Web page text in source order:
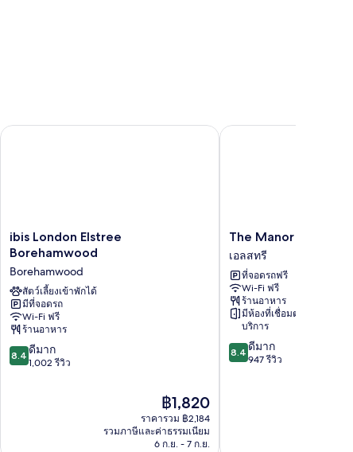
ibis
London
Borehamwood
Borehamwood
ibis London Elstree
Borehamwood
Borehamwood
สัตว์เลี้ยงเข้าพักได้
มีที่จอดรถ
Wi-Fi ฟรี
ร้านอาหาร
8.4
จาก
8.4 ดีมาก
1,002 รีวิว
ราคา
ปัจจุบัน
คือ
฿1,820
฿1,820
ราคารวม ฿2,184
รวมภาษีและค่าธรรมเนียม
6 ก.ย. - 7 ก.ย.
ibis London Elstree Borehamwood
The
Manor
Elstree
เอ
ลส
ทรี
The Manor Elstree
เอลสทรี
ที่จอดรถฟรี
Wi-Fi ฟรี
ร้านอาหาร
มีห้องที่เชื่อมต่อกันให้
บริการ
8.4
จาก
8.4 ดีมาก
947 รีวิว
The Manor Elstree